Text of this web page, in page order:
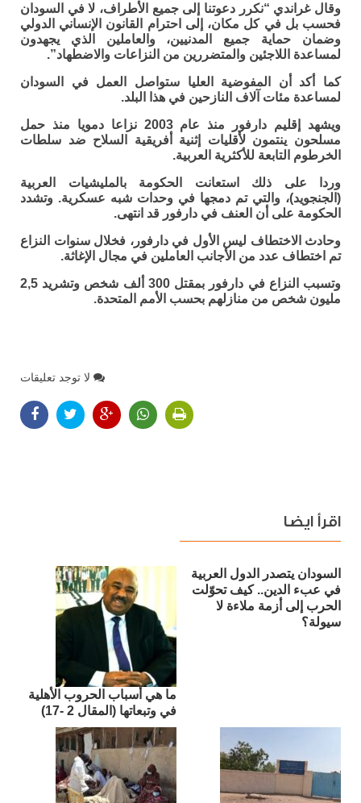
وقال غراندي “نكرر دعوتنا إلى جميع الأطراف، لا في السودان
فحسب بل في كل مكان، إلى احترام القانون الإنساني الدولي
وضمان حماية جميع المدنيين، والعاملين الذي يجهدون
لمساعدة اللاجئين والمتضررين من النزاعات والاضطهاد”.
كما أكد أن المفوضية العليا ستواصل العمل في السودان
لمساعدة مئات آلاف النازحين في هذا البلد.
ويشهد إقليم دارفور منذ عام 2003 نزاعا دمويا منذ حمل
مسلحون ينتمون لأقليات إثنية أفريقية السلاح ضد سلطات
الخرطوم التابعة للأكثرية العربية.
وردا على ذلك استعانت الحكومة بالمليشيات العربية
(الجنجويد)، والتي تم دمجها في وحدات شبه عسكرية. وتشدد
الحكومة على أن العنف في دارفور قد انتهى.
وحادث الاختطاف ليس الأول في دارفور، فخلال سنوات النزاع
تم اختطاف عدد من الأجانب العاملين في مجال الإغاثة.
وتسبب النزاع في دارفور بمقتل 300 ألف شخص وتشريد 2,5
مليون شخص من منازلهم بحسب الأمم المتحدة.
لا توجد تعليقات
اقرأ ايضا
السودان يتصدر الدول العربية
في عبء الدين.. كيف تحوّلت
الحرب إلى أزمة ملاءة لا
سيولة؟
ما هي أسباب الحروب الأهلية
في وتبعاتها (المقال 2 -17)